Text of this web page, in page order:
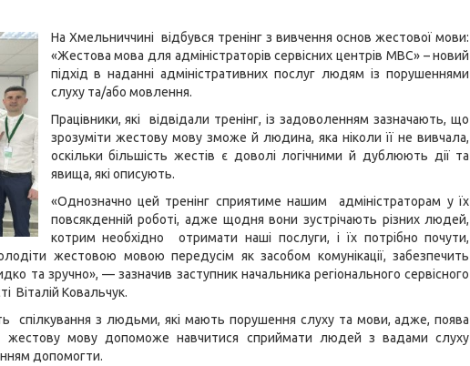
На Хмельниччині відбувся тренінг з вивчення основ жестової мови:
«Жестова мова для адміністраторів сервісних центрів МВС» – новий
підхід в наданні адміністративних послуг людям із порушеннями
слуху та/або мовлення.
Працівники, які відвідали тренінг, із задоволенням зазначають, що
зрозуміти жестову мову зможе й людина, яка ніколи її не вивчала,
оскільки більшість жестів є доволі логічними й дублюють дії та
явища, які описують.
«Однозначно цей тренінг сприятиме нашим адміністраторам у їх
повсякденній роботі, адже щодня вони зустрічають різних людей,
котрим необхідно отримати наші послуги, і їх потрібно почути,
жестовою мовою передусім як засобом комунікації, забезпечить
та зручно», — зазначив заступник начальника регіонального сервісного
Віталій Ковальчук.
спілкування з людьми, які мають порушення слуху та мови, адже, поява
жестову мову допоможе навчитися сприймати людей з вадами слуху
допомогти.